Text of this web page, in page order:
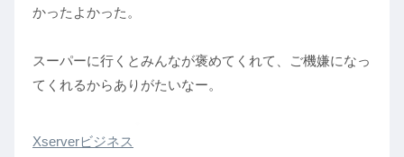
かったよかった。
スーパーに行くとみんなが褒めてくれて、ご機嫌になっ
てくれるからありがたいなー。
Xserverビジネス